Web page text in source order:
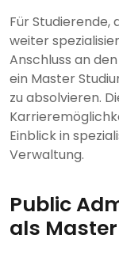
Für Studierende,
weiter
Anschluss an
ein Master
zu absolvieren.
Einblick in
Verwaltung.
Public
als